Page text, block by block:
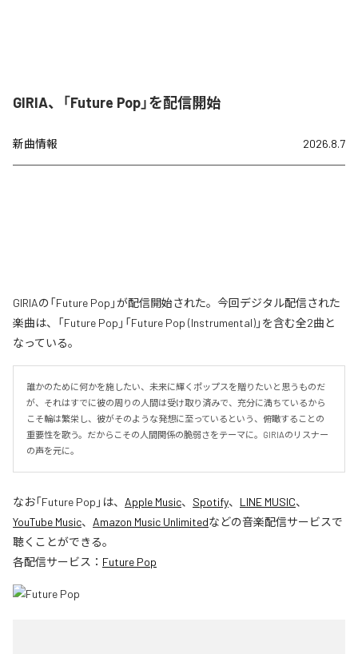
GIRIA、「Future Pop」を配信開始
新曲情報 2026.8.7
GIRIAの「Future Pop」が配信開始された。今回デジタル配信された
楽曲は、「Future Pop」「Future Pop (Instrumental)」を含む全2曲と
なっている。
誰かのために何かを施したい、未来に輝くポップスを贈りたいと思うものだ
が、それはすでに彼の周りの人間は受け取り済みで、充分に満ちているから
こそ輪は繁栄し、彼がそのような発想に至っているという、俯瞰することの
重要性を歌う。だからこその人間関係の脆弱さをテーマに。GIRIAのリスナー
の声を元に。
なお「Future Pop 」は、 Apple Music、 Spotify、 LINE MUSIC、
YouTube Music、 Amazon Music Unlimitedなどの音楽配信サービスで
聴くことができる。
各配信サービス： Future Pop